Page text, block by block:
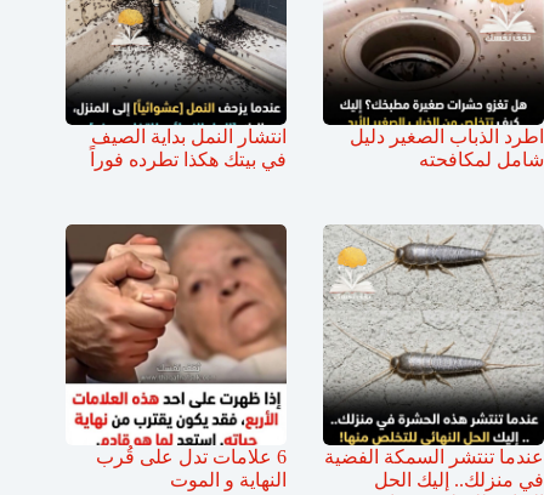
اطرد الذباب الصغير دليل
شامل لمكافحته
انتشار النمل بداية الصيف
في بيتك هكذا تطرده فوراً
عندما تنتشر السمكة الفضية
في منزلك.. إليك الحل
6 علامات تدل على قُرب
النهاية و الموت